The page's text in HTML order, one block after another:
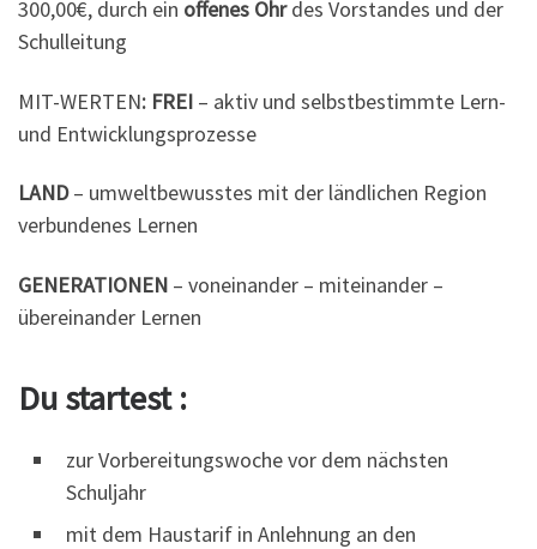
300,00€, durch ein offenes Ohrdes Vorstandes und der
Schulleitung
MIT-WERTEN: FREI – aktiv und selbstbestimmte Lern-
und Entwicklungsprozesse
LAND– umweltbewusstes mit der ländlichen Region
verbundenes Lernen
GENERATIONEN – voneinander – miteinander –
übereinander Lernen
Dustartest:
zur Vorbereitungswoche vor dem nächsten
Schuljahr
mit dem Haustarif in Anlehnung an den